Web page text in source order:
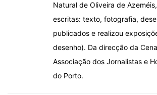
Natural de Oliveira de
escritas: texto, fotografia,
publicados e realizou
desenho). Da direcção da
Associação dos Jornalistas e
do Porto.